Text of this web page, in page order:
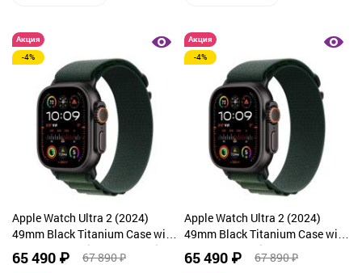
Акция
-4%
Apple Watch Ultra 2 (2024)
49mm Black Titanium Case with
Dark Green Alpine Loop Medium
65 490 ₽ 67 890 ₽
Акция
-4%
Apple Watch Ultra 2 (2024)
49mm Black Titanium Case with
Dark Green Alpine Loop Small
65 490 ₽ 67 890 ₽